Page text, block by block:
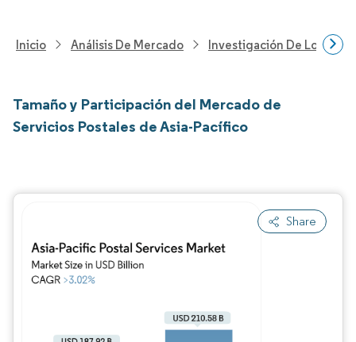
Inicio Análisis De Mercado Investigación De Logística
Tamaño y Participación del Mercado de
Servicios Postales de Asia-Pacífico
Share